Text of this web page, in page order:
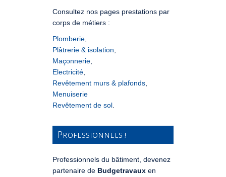
Consultez nos pages prestations par
corps de métiers :
Plomberie,
Plâtrerie & isolation,
Maçonnerie,
Electricité,
Revêtement murs & plafonds,
Menuiserie
Revêtement de sol.
Professionnels !
Professionnels du bâtiment, devenez
partenaire de Budgetravaux en